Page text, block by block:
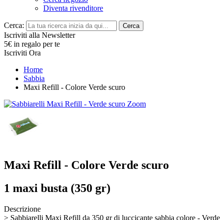
Diventa rivenditore
Cerca: Cerca
Iscriviti alla Newsletter
5€ in regalo per te
Iscriviti Ora
Home
Sabbia
Maxi Refill - Colore Verde scuro
Zoom
Maxi Refill - Colore Verde scuro
1 maxi busta (350 gr)
Descrizione